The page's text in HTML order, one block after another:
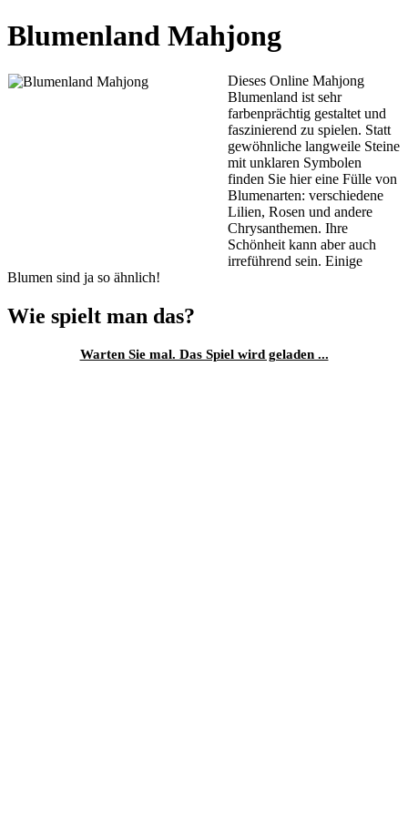
Blumenland Mahjong
Dieses Online Mahjong
Blumenland ist sehr
farbenprächtig gestaltet und
faszinierend zu spielen. Statt
gewöhnliche langweile Steine
mit unklaren Symbolen
finden Sie hier eine Fülle von
Blumenarten: verschiedene
Lilien, Rosen und andere
Chrysanthemen. Ihre
Schönheit kann aber auch
irreführend sein. Einige
Blumen sind ja so ähnlich!
Wie spielt man das?
Warten Sie mal. Das Spiel wird geladen ...